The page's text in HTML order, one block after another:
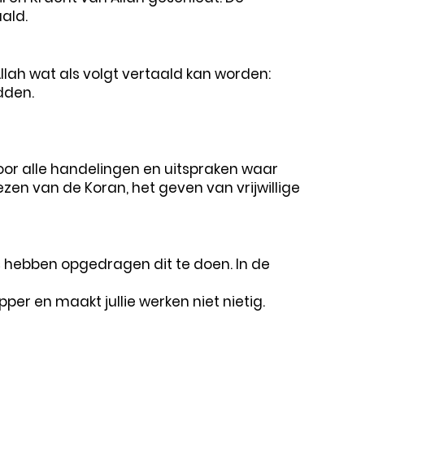
wat als volgt vertaald kan worden:
alle handelingen en uitspraken waar
van de Koran, het geven van vrijwillige
opgedragen dit te doen. In de
en maakt jullie werken niet nietig.